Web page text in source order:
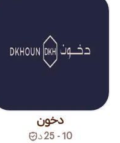
دخون
10 - 25 د